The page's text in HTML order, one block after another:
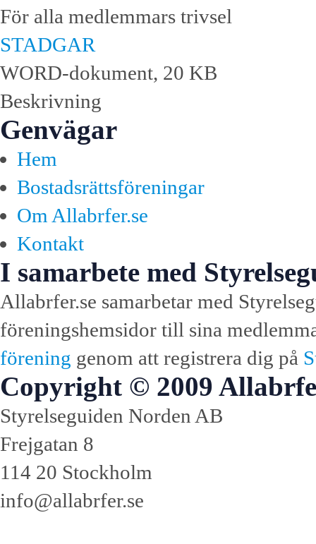
För alla medlemmars trivsel
STADGAR
WORD-dokument, 20 KB
Beskrivning
Genvägar
Hem
Bostadsrättsföreningar
Om Allabrfer.se
Kontakt
I samarbete med
Allabrfer.se samarbetar med
föreningshemsidor till sina
förening genom att registrera dig på
Copyright © 2009
Styrelseguiden Norden AB
Frejgatan 8
114 20 Stockholm
info@allabrfer.se